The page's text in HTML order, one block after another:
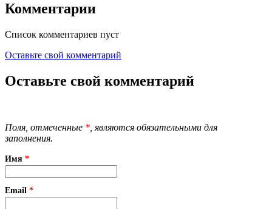
Комментарии
Список комментариев пуст
Оставьте свой комментарий
Оставьте свой комментарий
Поля, отмеченные * , являются обязательными для
заполнения.
Имя *
Email *